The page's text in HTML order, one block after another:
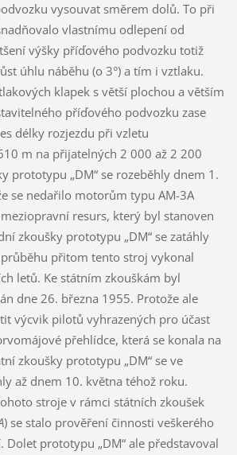
vysouvat směrem dolů. To při
vlastnímu odlepení od
výšky příďového podvozku totiž
úhlu náběhu (o 3°) a tím i vztlaku.
klapek s větší plochou a větším
příďového podvozku zase
délky rozjezdu při vzletu
m na přijatelných 2 000 až 2 200
prototypu „DM“ se rozeběhly dnem 1.
se nedařilo motorům typu AM-3A
resurs, který byl stanoven
zkoušky prototypu „DM“ se zatáhly
přitom tento stroj vykonal
letů. Ke státním zkouškám byl
dne 26. března 1955. Protože ale
výcvik pilotů vyhrazených pro účast
přehlídce, která se konala na
zkoušky prototypu „DM“ se ve
až dnem 10. května téhož roku.
stroje v rámci státních zkoušek
) se stalo prověření činnosti veškerého
Dolet prototypu „DM“ ale představoval